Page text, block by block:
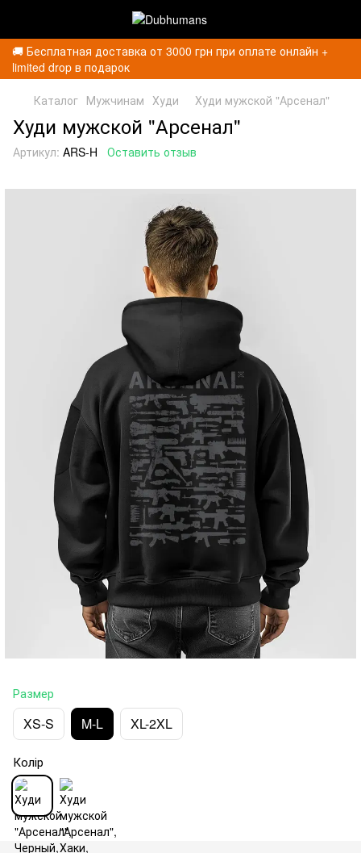
🚚 Бесплатная доставка от 3000 грн при оплате онлайн +
limited drop в подарок
Каталог Мужчинам Худи Худи мужской "Арсенал"
Худи мужской "Арсенал"
Артикул: ARS-H Оставить отзыв
Размер
XS-S M-L XL-2XL
Колір